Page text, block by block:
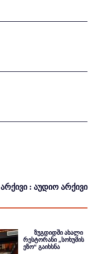
არქივი : აუდიო არქივი
ზუგდიდში ახალი
რესტორანი „სოხუმის
ეზო“ გაიხსნა